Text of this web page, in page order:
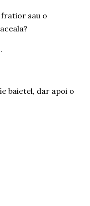
fratior sau o
baietel, dar apoi o